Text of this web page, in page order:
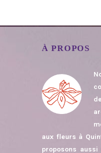
À PROPOS
aux fleurs à
proposons